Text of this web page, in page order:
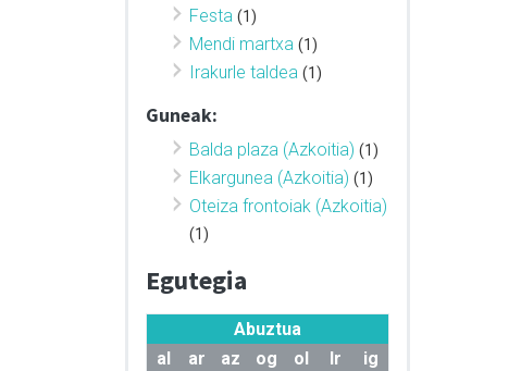
Festa (1)
Mendi martxa (1)
Irakurle taldea (1)
Guneak:
Balda plaza (Azkoitia) (1)
Elkargunea (Azkoitia) (1)
Oteiza frontoiak (Azkoitia)
(1)
Egutegia
Abuztua
al
ar az og ol lr
ig